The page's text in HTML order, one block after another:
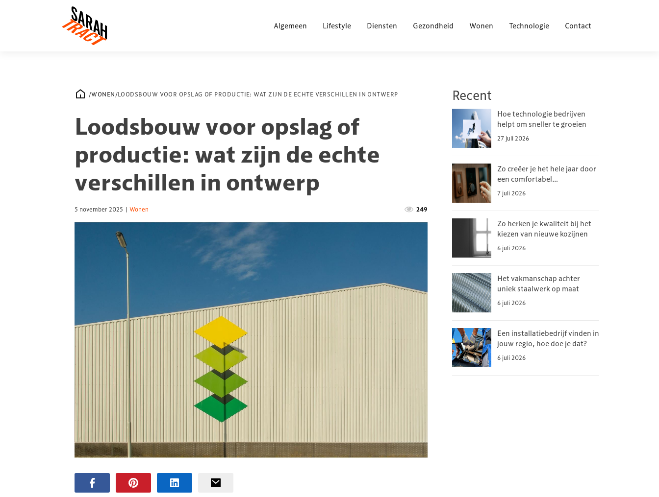
Algemeen Lifestyle Diensten Gezondheid Wonen Technologie Contact
/WONEN/LOODSBOUW VOOR OPSLAG OF PRODUCTIE: WAT ZIJN DE ECHTE VERSCHILLEN IN ONTWERP
Loodsbouw voor opslag of
productie: wat zijn de echte
verschillen in ontwerp
5 november 2025 | Wonen 249
Recent
Hoe technologie bedrijven
helpt om sneller te groeien
27 juli 2026
Zo creëer je het hele jaar door
een comfortabel
binnenklimaat
7 juli 2026
Zo herken je kwaliteit bij het
kiezen van nieuwe kozijnen
6 juli 2026
Het vakmanschap achter
uniek staalwerk op maat
6 juli 2026
Een installatiebedrijf vinden in
jouw regio, hoe doe je dat?
6 juli 2026